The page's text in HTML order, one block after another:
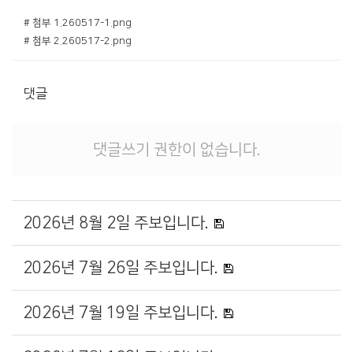
# 첨부 1.260517-1.png
# 첨부 2.260517-2.png
댓글
댓글쓰기 권한이 없습니다.
2026년 8월 2일 주보입니다.
2026년 7월 26일 주보입니다.
2026년 7월 19일 주보입니다.